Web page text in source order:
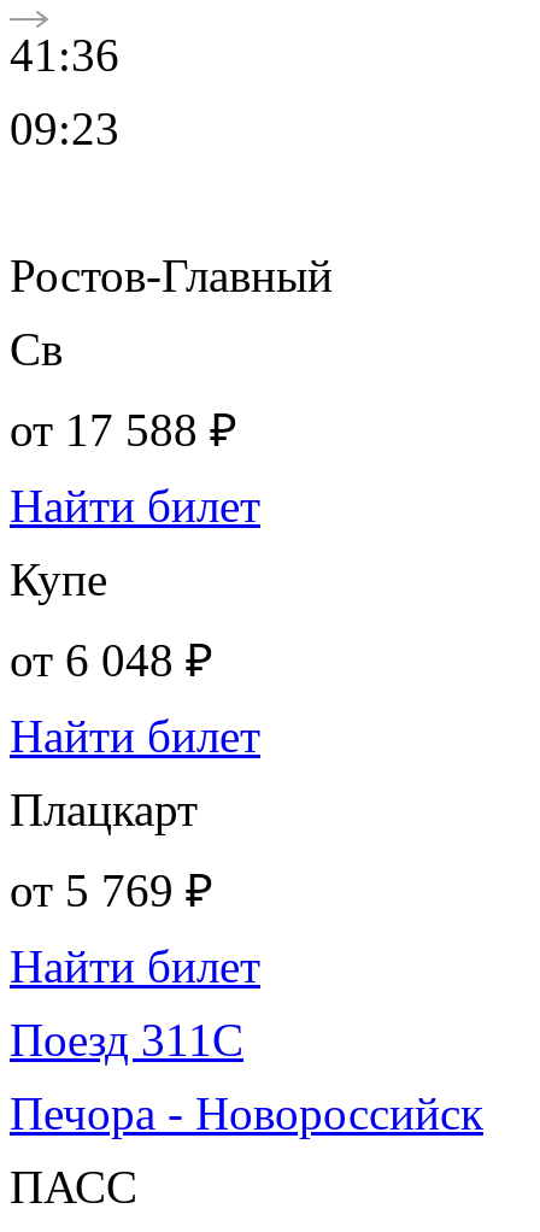
41:36
09:23
Ростов-Главный
Св
от 17 588 ₽
Найти билет
Купе
от 6 048 ₽
Найти билет
Плацкарт
от 5 769 ₽
Найти билет
Поезд 311С
Печора - Новороссийск
ПАСС